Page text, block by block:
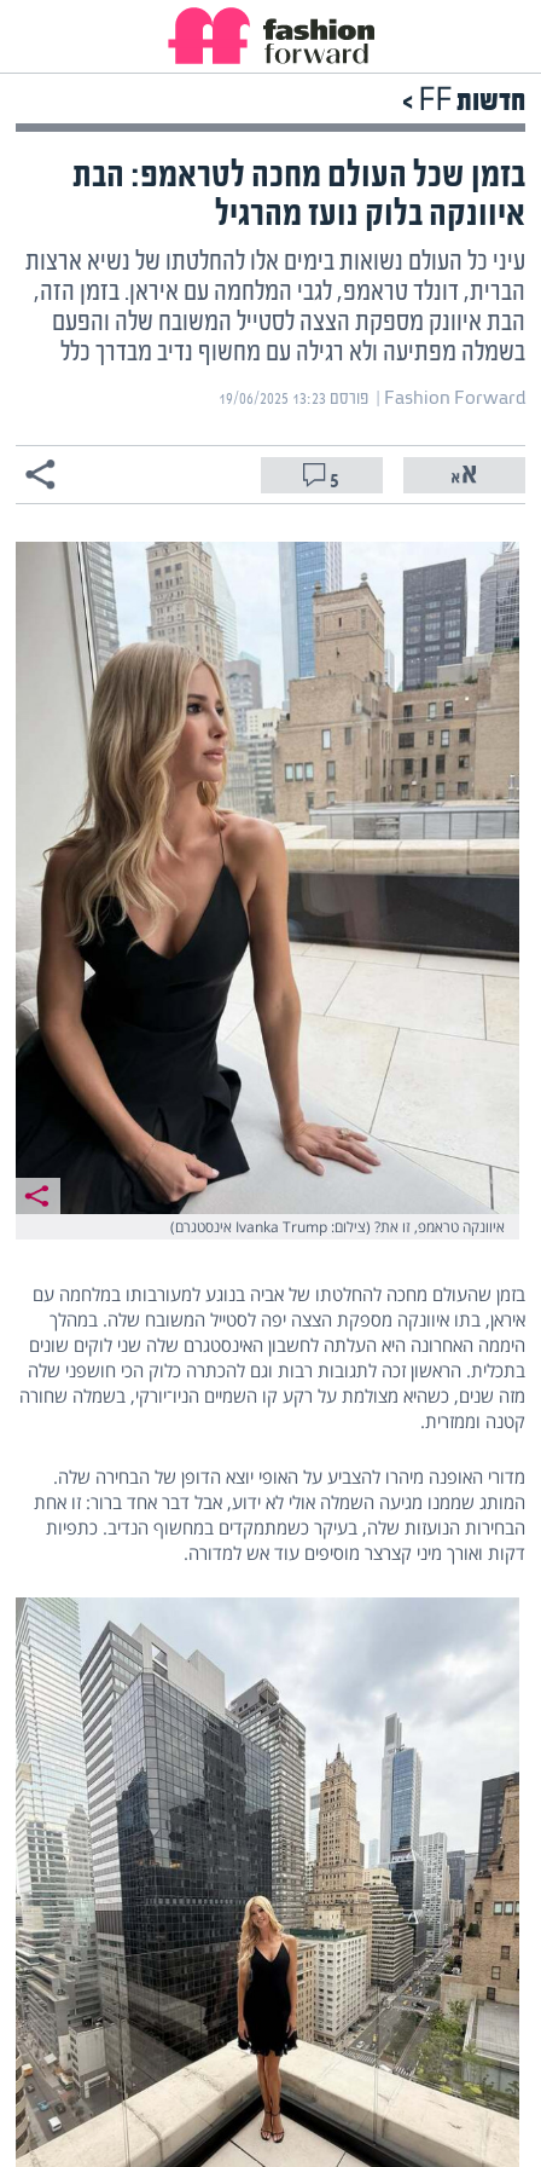
חדשות FF >
בזמן שכל העולם מחכה לטראמפ: הבת
איוונקה בלוק נועז מהרגיל
עיני כל העולם נשואות בימים אלו להחלטתו של נשיא ארצות
הברית, דונלד טראמפ, לגבי המלחמה עם איראן. בזמן הזה,
הבת איוונק מספקת הצצה לסטייל המשובח שלה והפעם
בשמלה מפתיעה ולא רגילה עם מחשוף נדיב מבדרך כלל
Fashion Forward | ‏ פורסם ‎19/06/2025 13:23
5
איוונקה טראמפ, זו את? (צילום: Ivanka Trump אינסטגרם)
בזמן שהעולם מחכה להחלטתו של אביה בנוגע למעורבותו במלחמה עם
איראן, בתו איוונקה מספקת הצצה יפה לסטייל המשובח שלה. במהלך
היממה האחרונה היא העלתה לחשבון האינסטגרם שלה שני לוקים שונים
בתכלית. הראשון זכה לתגובות רבות וגם להכתרה כלוק הכי חושפני שלה
מזה שנים, כשהיא מצולמת על רקע קו השמיים הניו־יורקי, בשמלה שחורה
קטנה וממזרית.
מדורי האופנה מיהרו להצביע על האופי יוצא הדופן של הבחירה שלה.
המותג שממנו מגיעה השמלה אולי לא ידוע, אבל דבר אחד ברור: זו אחת
הבחירות הנועזות שלה, בעיקר כשמתמקדים במחשוף הנדיב. כתפיות
דקות ואורך מיני קצרצר מוסיפים עוד אש למדורה.